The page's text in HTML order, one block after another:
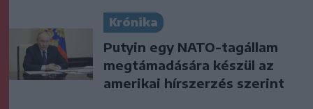
Krónika
Putyin egy NATO-tagállam
megtámadására készül az
amerikai hírszerzés szerint